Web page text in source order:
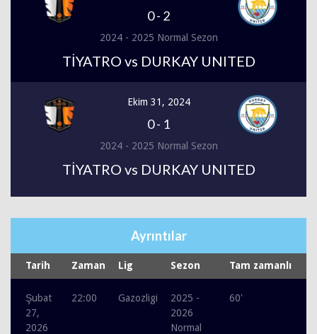
0- 2
2024 - 2025 Normal Sezon
TİYATRO vs DURKAY UNITED
Ekim 31, 2024
0- 1
2024 - 2025 Normal Sezon
TİYATRO vs DURKAY UNITED
Ayrıntılar
Tarih Zaman Lig Sezon Tam zamanlı
Şubat
27,
2026
22:00 Gazozligi
2025 -
2026
Normal
60'